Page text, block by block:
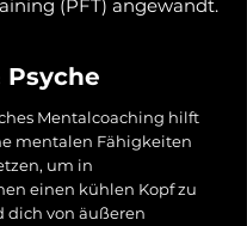
(PFT) angewandt.
Psyche
Mentalcoaching hilft
mentalen Fähigkeiten
um in
einen kühlen Kopf zu
dich von äußeren